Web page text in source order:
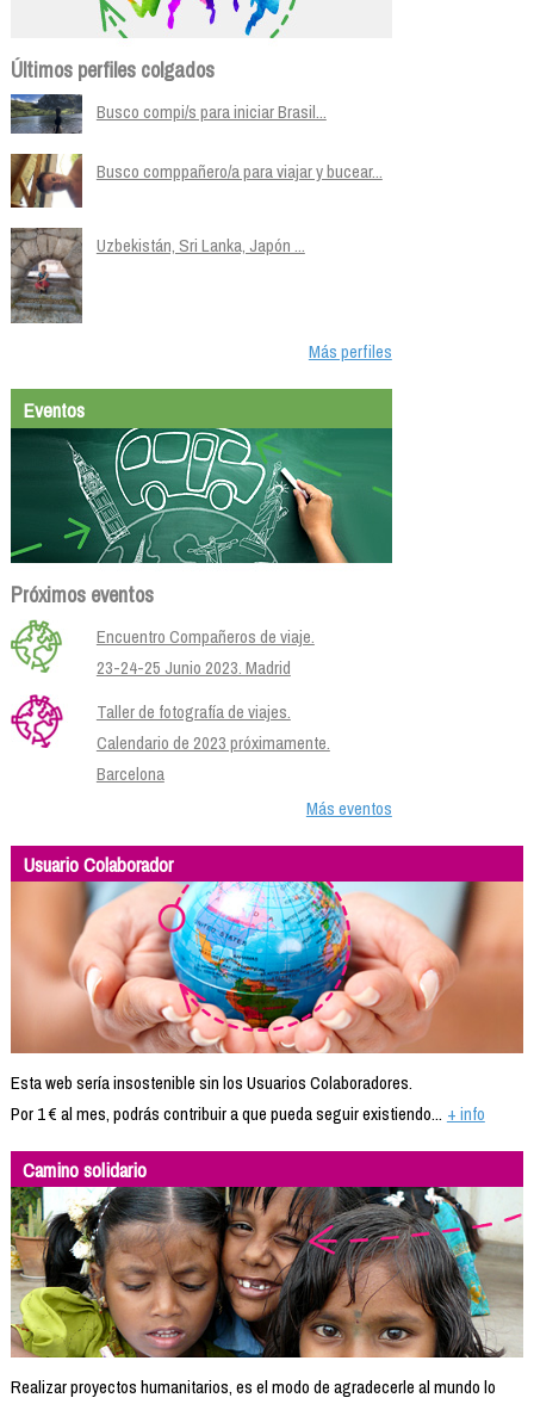
Últimos perfiles colgados
Busco compi/s para iniciar Brasil...
Busco comppañero/a para viajar y bucear...
Uzbekistán, Sri Lanka, Japón ...
Más perfiles
Eventos
Próximos eventos
Encuentro Compañeros de viaje.
23-24-25 Junio 2023. Madrid
Taller de fotografía de viajes.
Calendario de 2023 próximamente.
Barcelona
Más eventos
Usuario Colaborador
Esta web sería insostenible sin los Usuarios Colaboradores.
Por 1 € al mes, podrás contribuir a que pueda seguir existiendo... + info
Camino solidario
Realizar proyectos humanitarios, es el modo de agradecerle al mundo lo